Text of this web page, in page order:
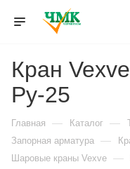
Кран
Ру-25
Главная — Каталог —
Запорная арматура —
Шаровые краны Vexve —